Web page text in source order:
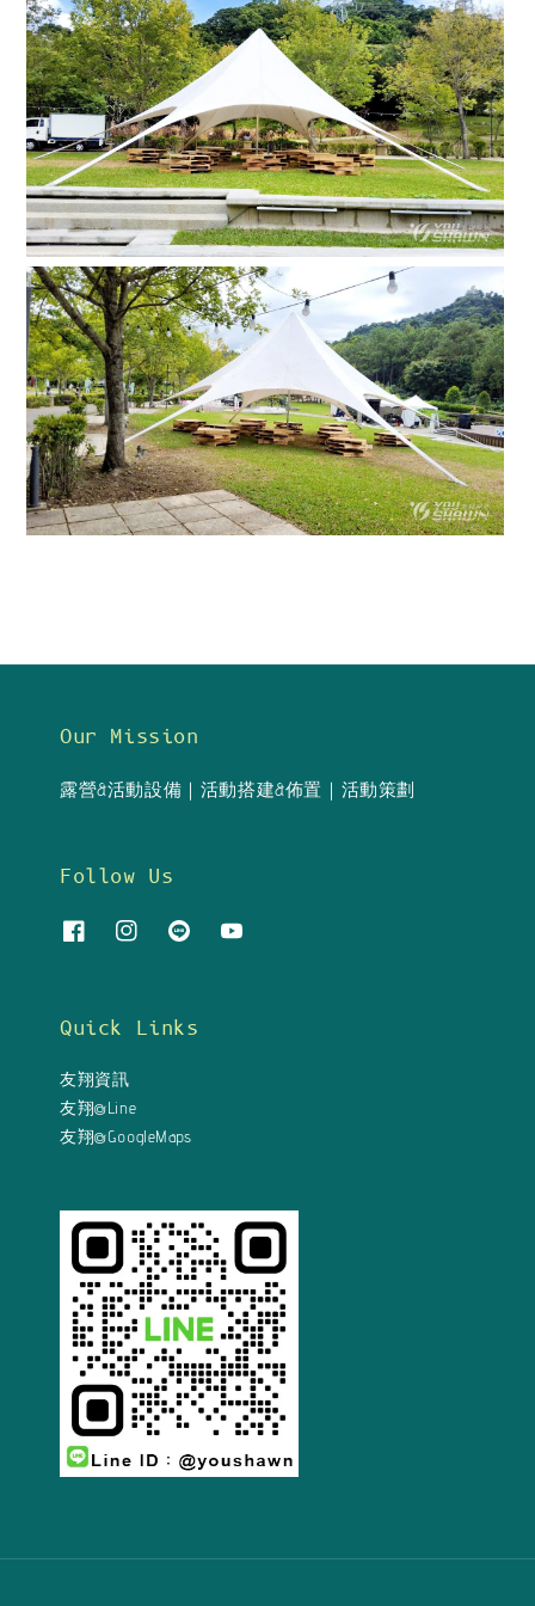
Our Mission
露營&活動設備｜活動搭建&佈置｜活動策劃
Follow Us
Quick Links
友翔資訊
友翔@Line
友翔@GoogleMaps